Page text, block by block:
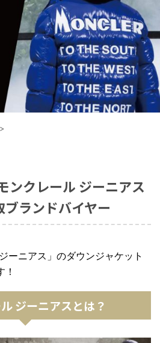
>
ンクレール ジーニアス
ランドバイヤー
ーニアス 」のダウンジャケット
ジーニアスとは？